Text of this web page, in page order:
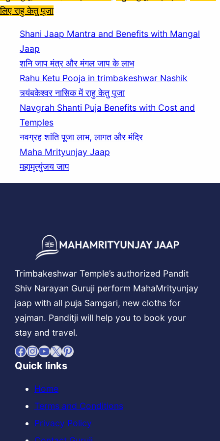
लिए राहु केतु पूजा
Shani Jaap Mantra and Benefits with Mangal
Jaap
शनि जाप मंत्र और मंगल जाप के लाभ
Rahu Ketu Pooja in trimbakeshwar Nashik
त्र्यंबकेश्वर नासिक में राहु केतु पूजा
Navgrah Shanti Puja Benefits with Cost and
Temples
नवग्रह शांति पूजा लाभ, लागत और मंदिर
Maha Mrityunjay Jaap
महामृत्युंजय जाप
Trimbakeshwar Temple’s authorized Pandit
Shiv Narayan Guruji perform MahaMrityunjay
jaap with all puja Samgari, new cloths for
yajman. Panditji will help you to book your
stay and travel.
Facebook InstagramYouTube X Pinterest
Quick links
Home
Terms and Conditions
Privacy Policy